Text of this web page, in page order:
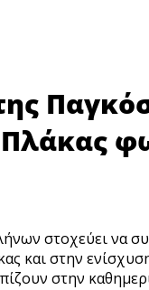
στοχεύει να
και στην
στην